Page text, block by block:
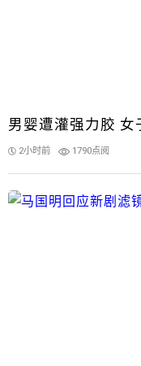
男婴遭灌强力胶 女
2小时前 1790点阅